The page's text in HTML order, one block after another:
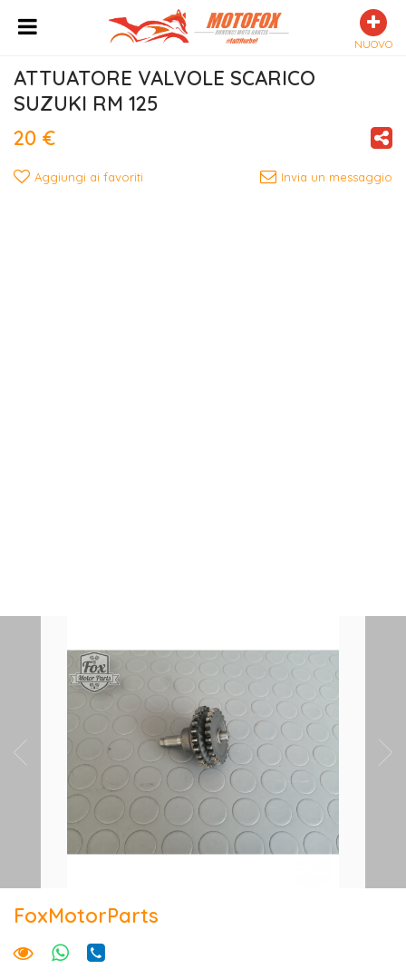
NUOVO
ATTUATORE VALVOLE SCARICO
SUZUKI RM 125
20 €
Aggiungi ai favoriti Invia un messaggio
FoxMotorParts